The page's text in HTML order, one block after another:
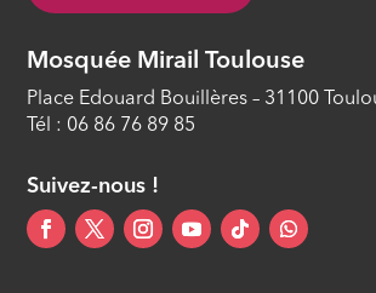
Mosquée Mirail Toulouse
Place Edouard Bouillères – 31100
Tél : 06 86 76 89 85
Suivez-nous !